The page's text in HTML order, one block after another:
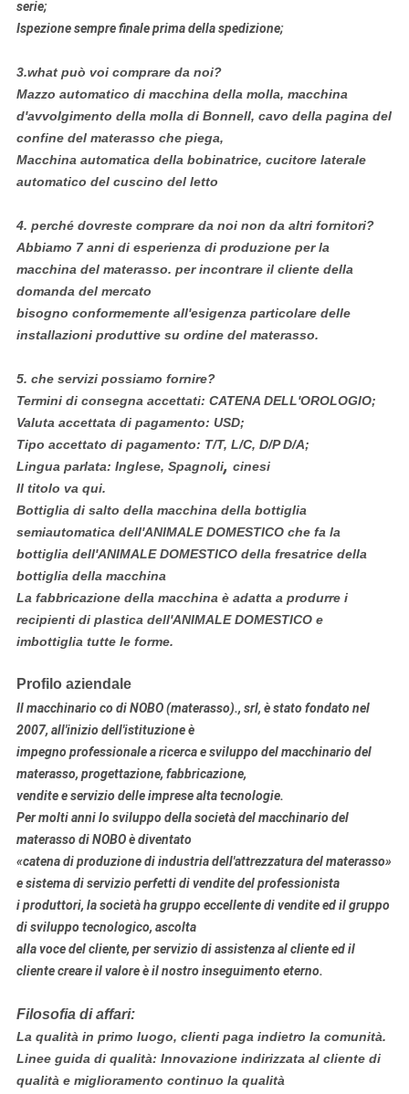
serie;
Ispezione sempre finale prima della spedizione;
3.what può voi comprare da noi?
Mazzo automatico di macchina della molla, macchina
d'avvolgimento della molla di Bonnell, cavo della pagina del
confine del materasso che piega,
Macchina automatica della bobinatrice, cucitore laterale
automatico del cuscino del letto
4. perché dovreste comprare da noi non da altri fornitori?
Abbiamo 7 anni di esperienza di produzione per la
macchina del materasso. per incontrare il cliente della
domanda del mercato
bisogno conformemente all'esigenza particolare delle
installazioni produttive su ordine del materasso.
5. che servizi possiamo fornire?
Termini di consegna accettati: CATENA DELL'OROLOGIO;
Valuta accettata di pagamento: USD;
Tipo accettato di pagamento: T/T, L/C, D/P D/A;
Lingua parlata: Inglese, Spagnoli, cinesi
Il titolo va qui.
Bottiglia di salto della macchina della bottiglia
semiautomatica dell'ANIMALE DOMESTICO che fa la
bottiglia dell'ANIMALE DOMESTICO della fresatrice della
bottiglia della macchina
La fabbricazione della macchina è adatta a produrre i
recipienti di plastica dell'ANIMALE DOMESTICO e
imbottiglia tutte le forme.
Profilo aziendale
Il macchinario co di NOBO (materasso)., srl, è stato fondato nel
2007, all'inizio dell'istituzione è
impegno professionale aricerca e sviluppodel macchinariodel
materasso, progettazione, fabbricazione,
vendite e servizio delle imprese alta tecnologie.
Per molti anni lo sviluppo della società del macchinario del
materasso di NOBO è diventato
«catena di produzione di industria dell'attrezzatura del materasso»
e sistema di servizio perfetti di vendite del professionista
i produttori, la società ha gruppo eccellente di vendite ed il gruppo
di sviluppo tecnologico, ascolta
alla voce del cliente, per servizio di assistenza al cliente ed il
cliente creare il valore è il nostro inseguimento eterno.
Filosofia di affari:
La qualità in primo luogo, clienti paga indietro la comunità.
Linee guida di qualità: Innovazione indirizzata al cliente di
qualità e miglioramento continuo la qualità